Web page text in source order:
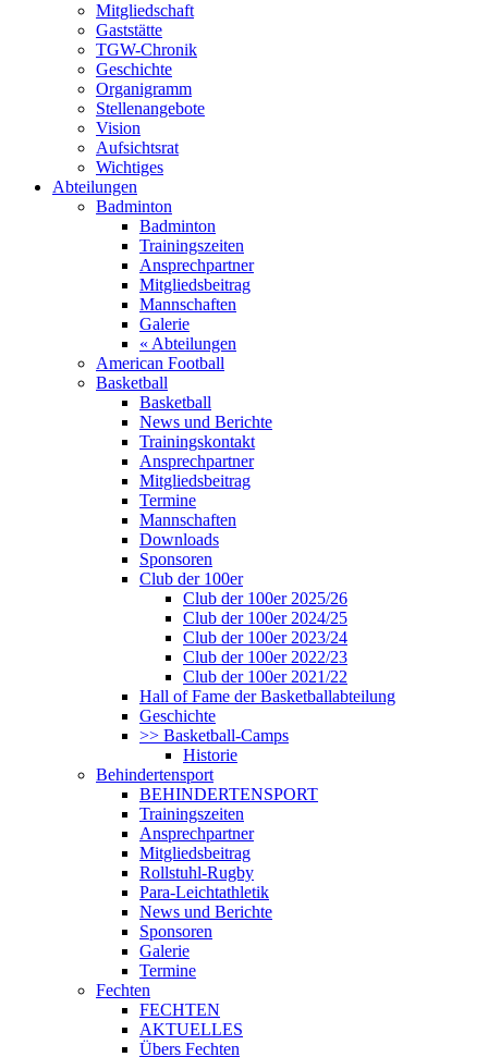
Mitgliedschaft
Gaststätte
TGW-Chronik
Geschichte
Organigramm
Stellenangebote
Vision
Aufsichtsrat
Wichtiges
Abteilungen
Badminton
Badminton
Trainingszeiten
Ansprechpartner
Mitgliedsbeitrag
Mannschaften
Galerie
« Abteilungen
American Football
Basketball
Basketball
News und Berichte
Trainingskontakt
Ansprechpartner
Mitgliedsbeitrag
Termine
Mannschaften
Downloads
Sponsoren
Club der 100er
Club der 100er 2025/26
Club der 100er 2024/25
Club der 100er 2023/24
Club der 100er 2022/23
Club der 100er 2021/22
Hall of Fame der Basketballabteilung
Geschichte
>> Basketball-Camps
Historie
Behindertensport
BEHINDERTENSPORT
Trainingszeiten
Ansprechpartner
Mitgliedsbeitrag
Rollstuhl-Rugby
Para-Leichtathletik
News und Berichte
Sponsoren
Galerie
Termine
Fechten
FECHTEN
AKTUELLES
Übers Fechten